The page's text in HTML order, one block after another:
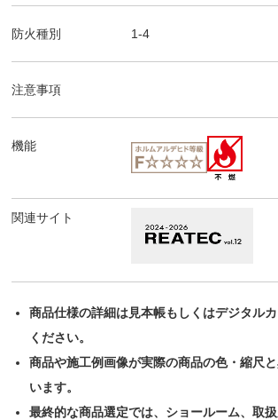
防火種別 1-4
注意事項
機能
関連サイト
商品仕様の詳細は見本帳もしくはデジタル
ください。
商品や施工例画像が実際の商品の色・縮尺
います。
最終的な商品選定では、ショールーム、取